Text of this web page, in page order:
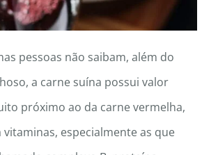
pessoas não saibam, além do
a carne suína possui valor
próximo ao da carne vermelha,
vitaminas, especialmente as que